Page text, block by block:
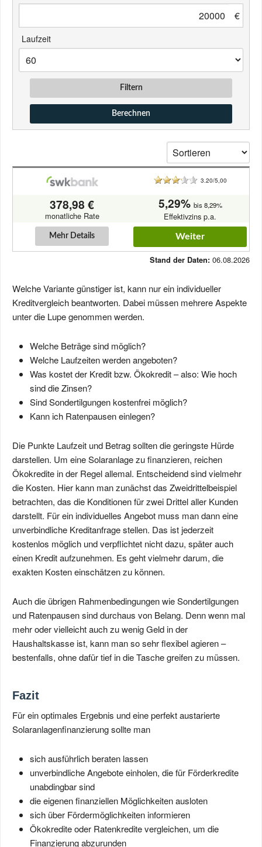
€
Laufzeit
Filtern
Berechnen
3.20/5,00
378,98 €
monatliche Rate
5,29% bis 8,29%
Effektivzins p.a.
Mehr Details Weiter
Stand der Daten: 06.08.2026
Welche Variante günstiger ist, kann nur ein individueller
Kreditvergleich beantworten. Dabei müssen mehrere Aspekte
unter die Lupe genommen werden.
Welche Beträge sind möglich?
Welche Laufzeiten werden angeboten?
Was kostet der Kredit bzw. Ökokredit – also: Wie hoch
sind die Zinsen?
Sind Sondertilgungen kostenfrei möglich?
Kann ich Ratenpausen einlegen?
Die Punkte Laufzeit und Betrag sollten die geringste Hürde
darstellen. Um eine Solaranlage zu finanzieren, reichen
Ökokredite in der Regel allemal. Entscheidend sind vielmehr
die Kosten. Hier kann man zunächst das Zweidrittelbeispiel
betrachten, das die Konditionen für zwei Drittel aller Kunden
darstellt. Für ein individuelles Angebot muss man dann eine
unverbindliche Kreditanfrage stellen. Das ist jederzeit
kostenlos möglich und verpflichtet nicht dazu, später auch
einen Kredit aufzunehmen. Es geht vielmehr darum, die
exakten Kosten einschätzen zu können.
Auch die übrigen Rahmenbedingungen wie Sondertilgungen
und Ratenpausen sind durchaus von Belang. Denn wenn mal
mehr oder vielleicht auch zu wenig Geld in der
Haushaltskasse ist, kann man so sehr flexibel agieren –
bestenfalls, ohne dafür tief in die Tasche greifen zu müssen.
Fazit
Für ein optimales Ergebnis und eine perfekt austarierte
Solaranlagenfinanzierung sollte man
sich ausführlich beraten lassen
unverbindliche Angebote einholen, die für Förderkredite
unabdingbar sind
die eigenen finanziellen Möglichkeiten ausloten
sich über Fördermöglichkeiten informieren
Ökokredite oder Ratenkredite vergleichen, um die
Finanzierung abzurunden